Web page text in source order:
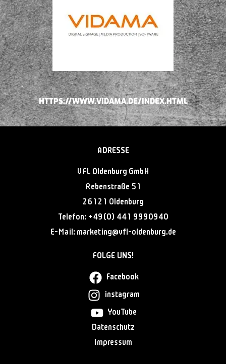
HTTPS://WWW.VIDAMA.DE/INDEX.HTML
ADRESSE
VFL Oldenburg GmbH
Rebenstraße 51
26121 Oldenburg
Telefon: +49(0) 441 9990940
E-Mail:
ed.grubnedlo-lfv
@gnitekram
FOLGE UNS!
Facebook
instagram
YouTube
Datenschutz
Impressum